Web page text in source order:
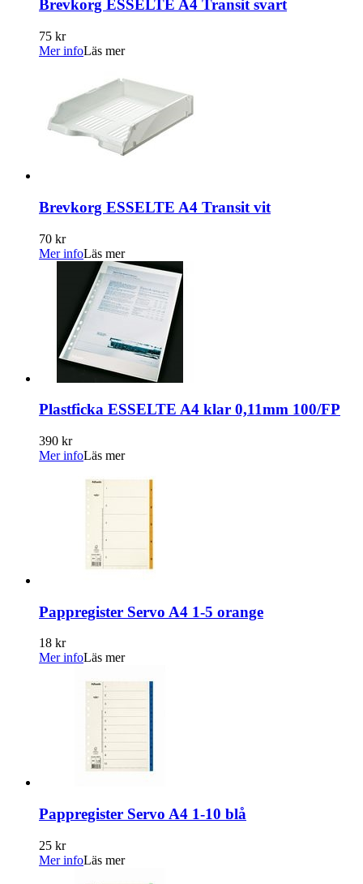
Brevkorg ESSELTE A4 Transit svart
75 kr
Mer infoLäs mer
Brevkorg ESSELTE A4 Transit vit
70 kr
Mer infoLäs mer
Plastficka ESSELTE A4 klar 0,11mm 100/FP
390 kr
Mer infoLäs mer
Pappregister Servo A4 1-5 orange
18 kr
Mer infoLäs mer
Pappregister Servo A4 1-10 blå
25 kr
Mer infoLäs mer